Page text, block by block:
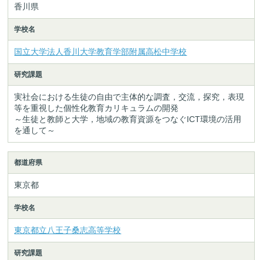
香川県
学校名
国立大学法人香川大学教育学部附属高松中学校
研究課題
実社会における生徒の自由で主体的な調査，交流，探究，表現
等を重視した個性化教育カリキュラムの開発
～生徒と教師と大学，地域の教育資源をつなぐICT環境の活用
を通して～
都道府県
東京都
学校名
東京都立八王子桑志高等学校
研究課題